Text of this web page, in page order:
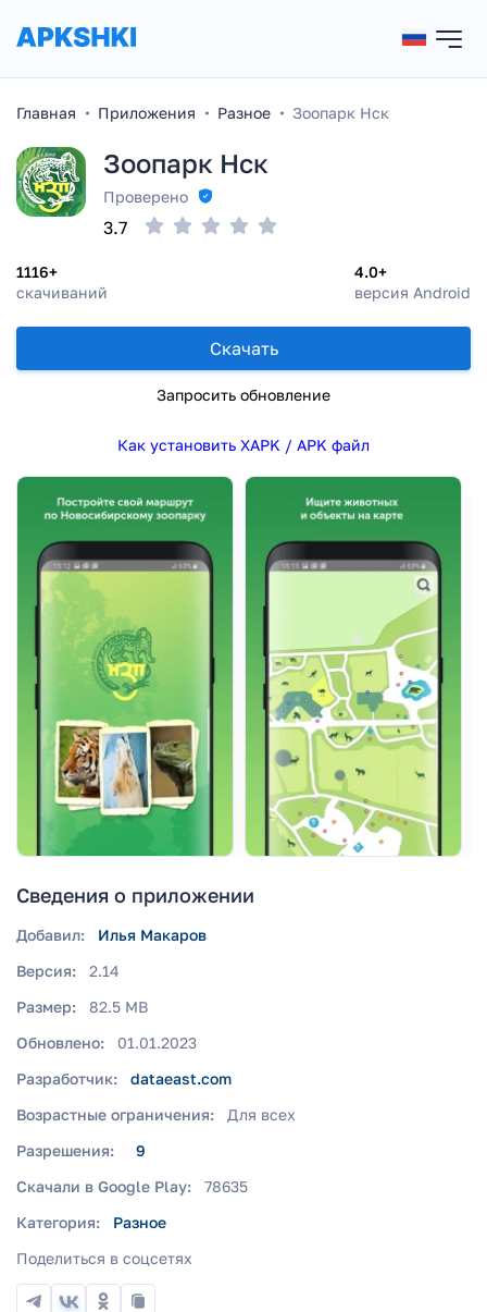
Главная Приложения Разное Зоопарк Нск
Зоопарк Нск
Проверено
1116+
скачиваний
4.0+
версия Android
3.7
Скачать
Запросить обновление
Как установить XAPK / APK файл
Сведения о приложении
Добавил:
Илья Макаров
Версия:
2.14
Размер:
82.5 MB
Обновлено:
01.01.2023
Разработчик:
dataeast.com
Возрастные ограничения:
Для всех
Разрешения:
9
Скачали в Google Play:
78635
Категория:
Разное
Поделиться в соцсетях